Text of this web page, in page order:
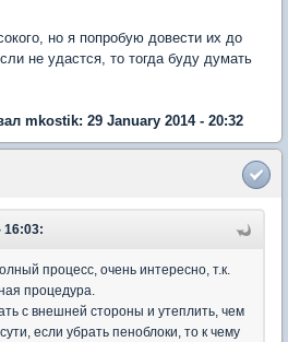
но я попробую довести их до
не удастся, то тогда буду думать
mkostik: 29 January 2014 - 20:32
16:03:
процесс, очень интересно, т.к.
процедура.
с внешней стороны и утеплить, чем
если убрать пеноблоки, то к чему